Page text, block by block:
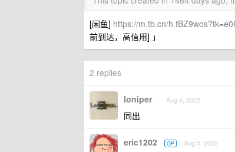
[闲鱼] https://m.tb.cn/
前到达，高信用] 」
2 replies
loniper Aug 4, 2022
同出
eric1202 OP Aug 5, 2022